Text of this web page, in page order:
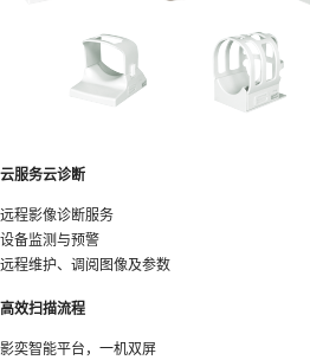
云服务云诊断
远程影像诊断服务
设备监测与预警
远程维护、调阅图像及参数
高效扫描流程
影奕智能平台，一机双屏